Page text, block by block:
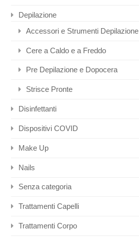
Depilazione
Accessori e Strumenti Depilazione
Cere a Caldo e a Freddo
Pre Depilazione e Dopocera
Strisce Pronte
Disinfettanti
Dispositivi COVID
Make Up
Nails
Senza categoria
Trattamenti Capelli
Trattamenti Corpo